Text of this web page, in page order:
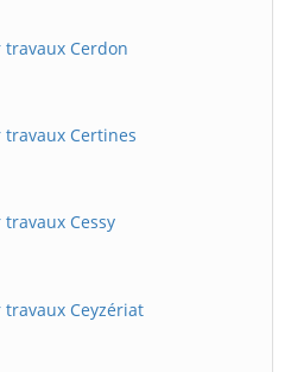
Cerdon
Certines
Cessy
Ceyzériat